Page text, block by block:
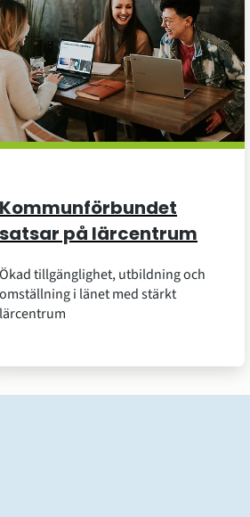
Kommunförbundet
satsar på lärcentrum
Ökad tillgänglighet, utbildning och
omställning i länet med stärkt
lärcentrum